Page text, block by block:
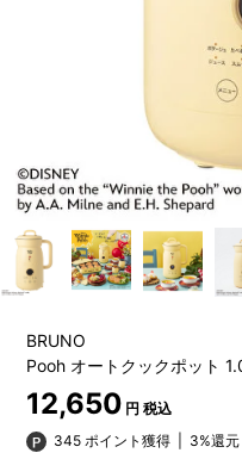
BRUNO
Pooh オートクックポット
12,650 円 税込
345 ポイント獲得
3%還元